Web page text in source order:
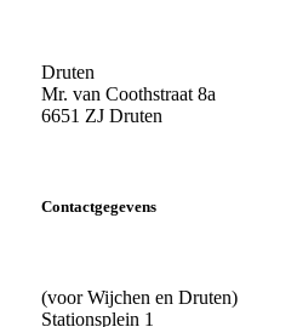
Druten
Mr. van Coothstraat 8a
6651 ZJ Druten
Contactgegevens
(voor Wijchen en Druten)
Stationsplein 1